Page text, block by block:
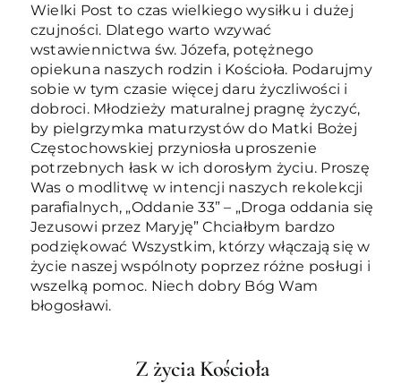
Wielki Post to czas wielkiego wysiłku i dużej
czujności. Dlatego warto wzywać
wstawiennictwa św. Józefa, potężnego
opiekuna naszych rodzin i Kościoła. Podarujmy
sobie w tym czasie więcej daru życzliwości i
dobroci. Młodzieży maturalnej pragnę życzyć,
by pielgrzymka maturzystów do Matki Bożej
Częstochowskiej przyniosła uproszenie
potrzebnych łask w ich dorosłym życiu. Proszę
Was o modlitwę w intencji naszych rekolekcji
parafialnych, „Oddanie 33” – „Droga oddania się
Jezusowi przez Maryję” Chciałbym bardzo
podziękować Wszystkim, którzy włączają się w
życie naszej wspólnoty poprzez różne posługi i
wszelką pomoc. Niech dobry Bóg Wam
błogosławi.
Z życia Kościoła